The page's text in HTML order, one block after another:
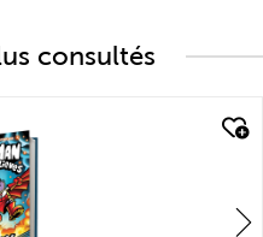
consultés